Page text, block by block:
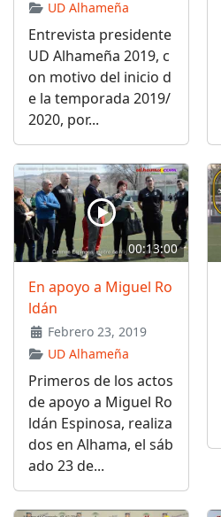
UD Alhameña
Entrevista presidente
UD Alhameña 2019, c
on motivo del inicio d
e la temporada 2019/
2020, por...
00:13:00
En apoyo a Miguel Ro
ldán
Febrero 23, 2019
UD Alhameña
Primeros de los actos
de apoyo a Miguel Ro
ldán Espinosa, realiza
dos en Alhama, el sáb
ado 23 de...